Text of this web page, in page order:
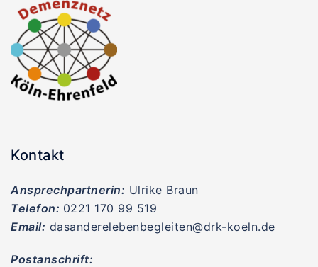
Kontakt
Ansprechpartnerin: Ulrike Braun
Telefon: 0221 170 99 519
Email: dasanderelebenbegleiten@drk-koeln.de
Postanschrift: